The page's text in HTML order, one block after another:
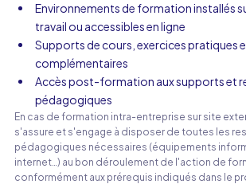
Environnements de formation installés
travail ou accessibles en ligne
Supports de cours, exercices pratiques
complémentaires
Accès post-formation aux supports et
pédagogiques
En cas de formation intra-entreprise sur site
s'assure et s'engage à disposer de toutes les
pédagogiques nécessaires (équipements
internet…) au bon déroulement de l'action de
conformément aux prérequis indiqués dans le